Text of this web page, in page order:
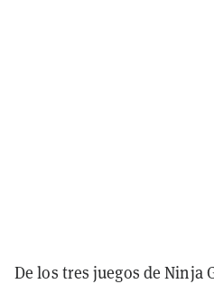
De los tres juegos de Ninja